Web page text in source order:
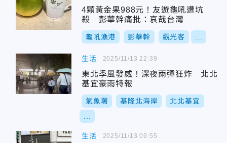
4顆黃金果988元！友遊龜吼遭坑
殺 彭華幹痛批：哀哉台灣
龜吼漁港 彭華幹 觀光客
生活
東北季風發威！深夜雨彈狂炸 北北
基宜豪雨特報
氣象署 基隆北海岸 北北基宜
2025/11/13 22:39
生活 2025/11/13 09:55